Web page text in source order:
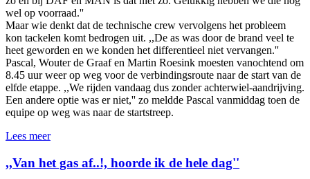
wel op voorraad.''
Maar wie denkt dat de technische crew vervolgens het probleem
kon tackelen komt bedrogen uit. ,,De as was door de brand veel te
heet geworden en we konden het differentieel niet vervangen.''
Pascal, Wouter de Graaf en Martin Roesink moesten vanochtend om
8.45 uur weer op weg voor de verbindingsroute naar de start van de
elfde etappe. ,,We rijden vandaag dus zonder achterwiel-aandrijving.
Een andere optie was er niet,'' zo meldde Pascal vanmiddag toen de
equipe op weg was naar de startstreep.
Lees meer
,,Van het gas af..!, hoorde ik de hele dag''